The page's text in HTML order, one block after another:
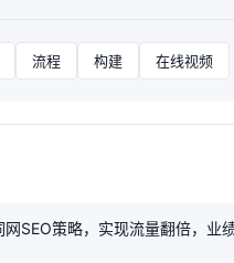
流程 构建 在线视频
SEO策略，实现流量翻倍，业